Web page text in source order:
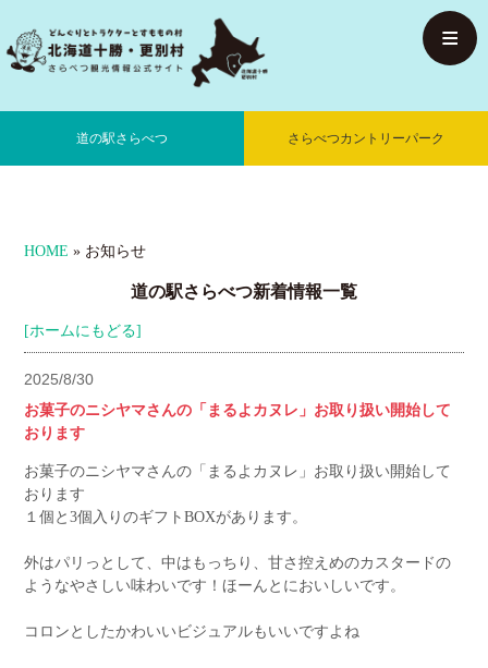
ショップ
レストラン
村の紹介
さらべつカントリーパーク
予約状況確認
道の駅さらべつ さらべつカントリーパーク
HOME » お知らせ
道の駅さらべつ新着情報一覧
[ホームにもどる]
2025/8/30
お菓子のニシヤマさんの「まるよカヌレ」お取り扱い開始して
おります
お菓子のニシヤマさんの「まるよカヌレ」お取り扱い開始して
おります
１個と3個入りのギフトBOXがあります。
外はパリっとして、中はもっちり、甘さ控えめのカスタードの
ようなやさしい味わいです！ほーんとにおいしいです。
コロンとしたかわいいビジュアルもいいですよね